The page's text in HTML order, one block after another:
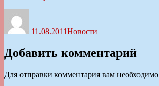
11.08.2011Новости
Добавить комментарий
Для отправки комментария вам необходимо